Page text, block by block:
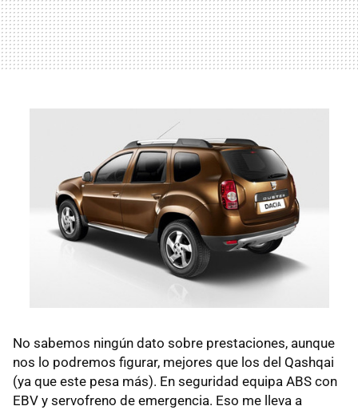
No sabemos ningún dato sobre prestaciones, aunque
nos lo podremos figurar, mejores que los del Qashqai
(ya que este pesa más). En seguridad equipa ABS con
EBV y servofreno de emergencia. Eso me lleva a